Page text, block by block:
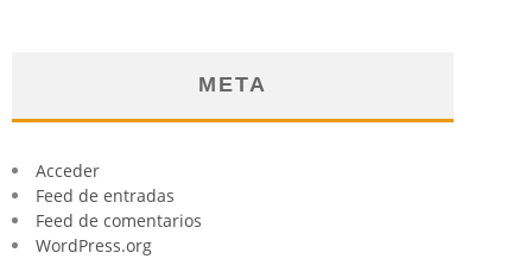
META
Acceder
Feed de entradas
Feed de comentarios
WordPress.org